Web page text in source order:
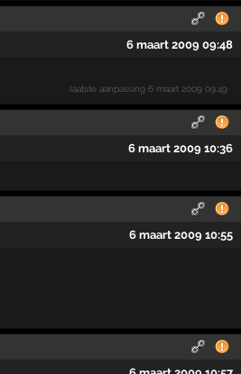
6 maart 2009 09:48
laatste aanpassing6 maart 2009 09:49
6 maart 2009 10:36
6 maart 2009 10:55